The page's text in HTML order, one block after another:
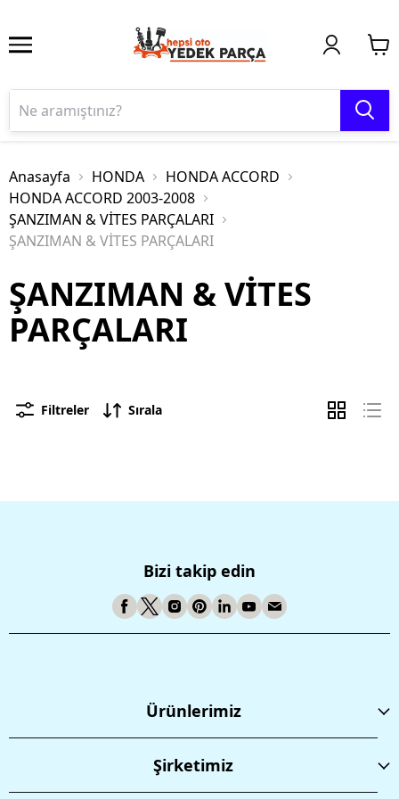
Anasayfa HONDA
HONDA ACCORD
HONDA ACCORD 2003-2008
ŞANZIMAN & VİTES PARÇALARI
ŞANZIMAN & VİTES PARÇALARI
ŞANZIMAN & VİTES
PARÇALARI
Filtreler Sırala
Bizi takip edin
Ürünlerimiz
Şirketimiz